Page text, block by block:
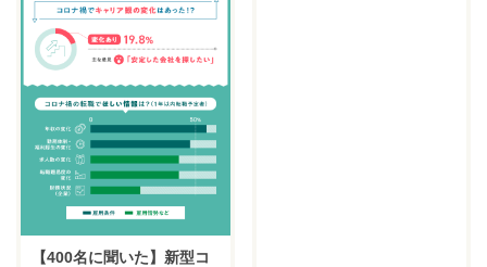
【400名に聞いた】新型コ